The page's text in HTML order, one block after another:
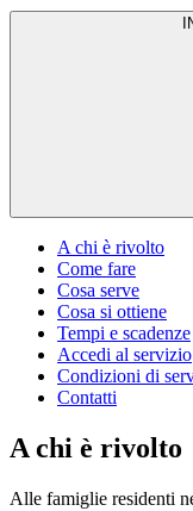
A chi è rivolto
Come fare
Cosa serve
Cosa si ottiene
Tempi e scadenze
Accedi al servizio
Condizioni di
Contatti
A chi è rivolto
Alle famiglie residenti